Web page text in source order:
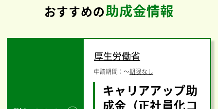
おすすめの助成金情報
厚生労働省
申請期間：〜期限なし
キャリアアップ助
成金（正社員化コ